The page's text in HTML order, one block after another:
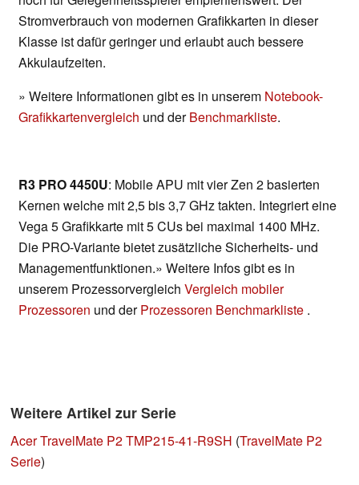
Stromverbrauch von modernen Grafikkarten in dieser
Klasse ist dafür geringer und erlaubt auch bessere
Akkulaufzeiten.
» Weitere Informationen gibt es in unserem Notebook-
Grafikkartenvergleich und derBenchmarkliste.
R3 PRO 4450U: Mobile APU mit vier Zen 2 basierten
Kernen welche mit 2,5 bis 3,7 GHz takten. Integriert eine
Vega 5 Grafikkarte mit 5 CUs bei maximal 1400 MHz.
Die PRO-Variante bietet zusätzliche Sicherheits- und
Managementfunktionen.» Weitere Infos gibt es in
unserem Prozessorvergleich Vergleich mobiler
Prozessoren und derProzessoren Benchmarkliste .
Weitere Artikel zur Serie
Acer TravelMate P2 TMP215-41-R9SH (TravelMate P2
Serie)